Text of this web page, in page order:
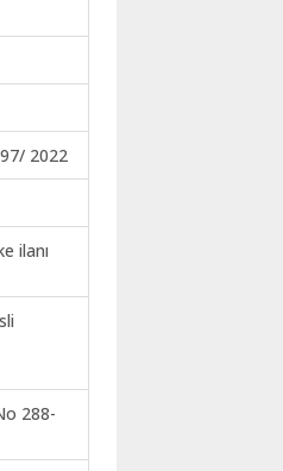
2022
ilanı
288-